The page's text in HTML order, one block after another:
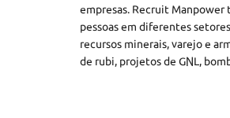
empresas. Recruit
pessoas em diferentes
recursos minerais, varejo e
de rubi, projetos de GNL,